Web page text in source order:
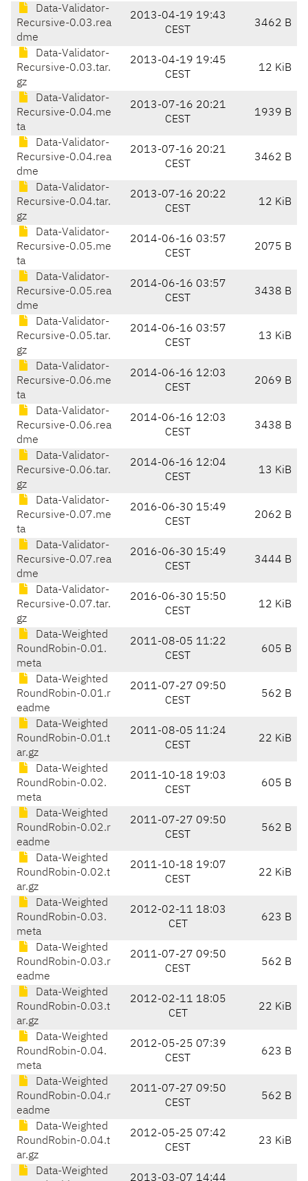
Data-Validator-
Recursive-0.03.rea
dme
2013-04-19 19:43
CEST
3462 B
Data-Validator-
Recursive-0.03.tar.
gz
2013-04-19 19:45
CEST
12 KiB
Data-Validator-
Recursive-0.04.me
ta
2013-07-16 20:21
CEST
1939 B
Data-Validator-
Recursive-0.04.rea
dme
2013-07-16 20:21
CEST
3462 B
Data-Validator-
Recursive-0.04.tar.
gz
2013-07-16 20:22
CEST
12 KiB
Data-Validator-
Recursive-0.05.me
ta
2014-06-16 03:57
CEST
2075 B
Data-Validator-
Recursive-0.05.rea
dme
2014-06-16 03:57
CEST
3438 B
Data-Validator-
Recursive-0.05.tar.
gz
2014-06-16 03:57
CEST
13 KiB
Data-Validator-
Recursive-0.06.me
ta
2014-06-16 12:03
CEST
2069 B
Data-Validator-
Recursive-0.06.rea
dme
2014-06-16 12:03
CEST
3438 B
Data-Validator-
Recursive-0.06.tar.
gz
2014-06-16 12:04
CEST
13 KiB
Data-Validator-
Recursive-0.07.me
ta
2016-06-30 15:49
CEST
2062 B
Data-Validator-
Recursive-0.07.rea
dme
2016-06-30 15:49
CEST
3444 B
Data-Validator-
Recursive-0.07.tar.
gz
2016-06-30 15:50
CEST
12 KiB
Data-Weighted
RoundRobin-0.01.
meta
2011-08-05 11:22
CEST
605 B
Data-Weighted
RoundRobin-0.01.r
eadme
2011-07-27 09:50
CEST
562 B
Data-Weighted
RoundRobin-0.01.t
ar.gz
2011-08-05 11:24
CEST
22 KiB
Data-Weighted
RoundRobin-0.02.
meta
2011-10-18 19:03
CEST
605 B
Data-Weighted
RoundRobin-0.02.r
eadme
2011-07-27 09:50
CEST
562 B
Data-Weighted
RoundRobin-0.02.t
ar.gz
2011-10-18 19:07
CEST
22 KiB
Data-Weighted
RoundRobin-0.03.
meta
2012-02-11 18:03
CET
623 B
Data-Weighted
RoundRobin-0.03.r
eadme
2011-07-27 09:50
CEST
562 B
Data-Weighted
RoundRobin-0.03.t
ar.gz
2012-02-11 18:05
CET
22 KiB
Data-Weighted
RoundRobin-0.04.
meta
2012-05-25 07:39
CEST
623 B
Data-Weighted
RoundRobin-0.04.r
eadme
2011-07-27 09:50
CEST
562 B
Data-Weighted
RoundRobin-0.04.t
ar.gz
2012-05-25 07:42
CEST
23 KiB
Data-Weighted
2013-03-07 14:44